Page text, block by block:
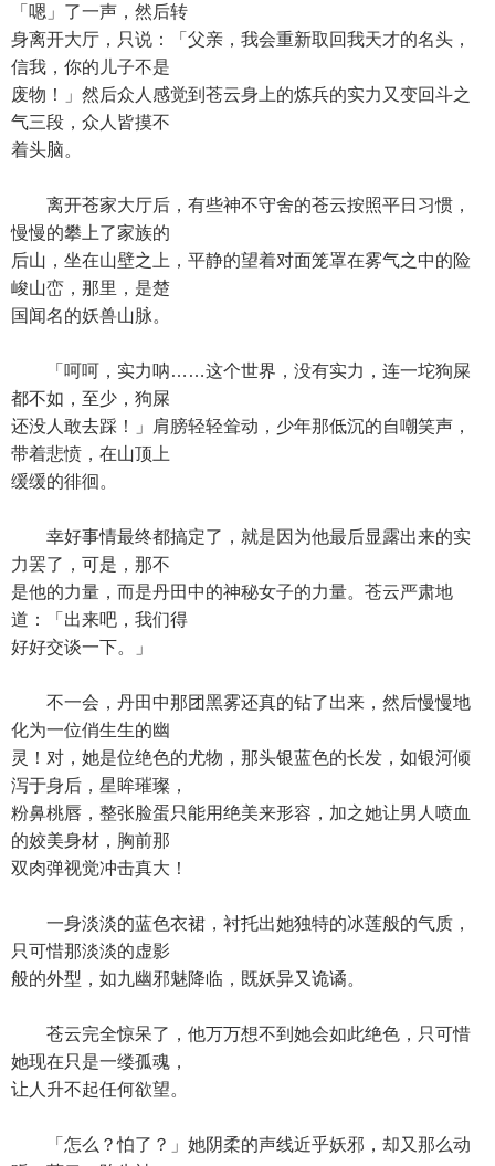
「嗯」了一声，然后转
身离开大厅，只说：「父亲，我会重新取回我天才的名头，
信我，你的儿子不是
废物！」然后众人感觉到苍云身上的炼兵的实力又变回斗之
气三段，众人皆摸不
着头脑。
离开苍家大厅后，有些神不守舍的苍云按照平日习惯，
慢慢的攀上了家族的
后山，坐在山壁之上，平静的望着对面笼罩在雾气之中的险
峻山峦，那里，是楚
国闻名的妖兽山脉。
「呵呵，实力呐……这个世界，没有实力，连一坨狗屎
都不如，至少，狗屎
还没人敢去踩！」肩膀轻轻耸动，少年那低沉的自嘲笑声，
带着悲愤，在山顶上
缓缓的徘徊。
幸好事情最终都搞定了，就是因为他最后显露出来的实
力罢了，可是，那不
是他的力量，而是丹田中的神秘女子的力量。苍云严肃地
道：「出来吧，我们得
好好交谈一下。」
不一会，丹田中那团黑雾还真的钻了出来，然后慢慢地
化为一位俏生生的幽
灵！对，她是位绝色的尤物，那头银蓝色的长发，如银河倾
泻于身后，星眸璀璨，
粉鼻桃唇，整张脸蛋只能用绝美来形容，加之她让男人喷血
的姣美身材，胸前那
双肉弹视觉冲击真大！
一身淡淡的蓝色衣裙，衬托出她独特的冰莲般的气质，
只可惜那淡淡的虚影
般的外型，如九幽邪魅降临，既妖异又诡谲。
苍云完全惊呆了，他万万想不到她会如此绝色，只可惜
她现在只是一缕孤魂，
让人升不起任何欲望。
「怎么？怕了？」她阴柔的声线近乎妖邪，却又那么动